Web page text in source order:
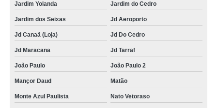
Jardim Yolanda Jardim do Cedro
Jardim dos Seixas Jd Aeroporto
Jd Canaã (Loja) Jd Do Cedro
Jd Maracana Jd Tarraf
João Paulo João Paulo 2
Mançor Daud Matão
Monte Azul Paulista Nato Vetoraso